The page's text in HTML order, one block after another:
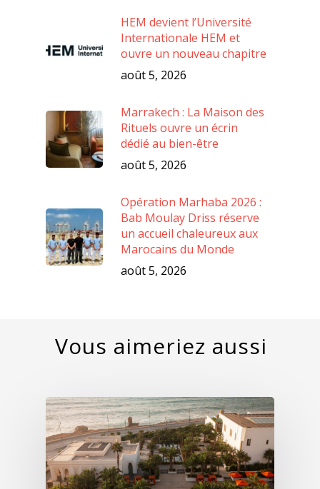
HEM devient l’Université
Internationale HEM et
ouvre un nouveau chapitre
août 5, 2026
Marrakech : La Maison des
Rituels ouvre un écrin
dédié au bien-être
août 5, 2026
Opération Marhaba 2026 :
Bab Moulay Driss réserve
un accueil chaleureux aux
Marocains du Monde
août 5, 2026